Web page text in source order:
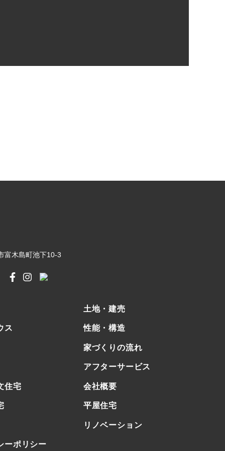
富木島町池下10-3
⼟地・建売
ス 性能・構造
家づくりの流れ
アフターサービス
住宅 会社概要
平屋住宅
リノベーション
ーポリシー